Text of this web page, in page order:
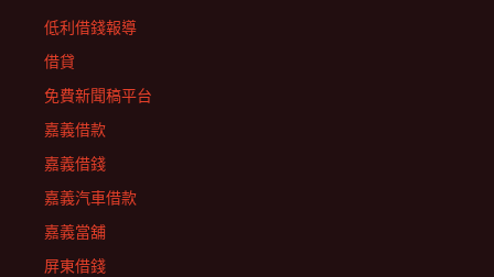
低利借錢報導
借貸
免費新聞稿平台
嘉義借款
嘉義借錢
嘉義汽車借款
嘉義當舖
屏東借錢